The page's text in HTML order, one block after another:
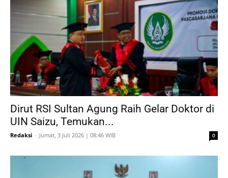
Dirut RSI Sultan Agung Raih Gelar Doktor di
UIN Saizu, Temukan...
Redaksi - Jumat, 3 Juli 2026 | 08:46 WIB 0